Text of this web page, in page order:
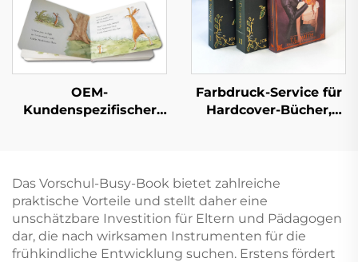
OEM-
Kundenspezifischer
Geschichtenbücher
Englische interaktive
Kinder-
Pappbilderbücher-
Druck
Farbdruck-Service für
Hardcover-Bücher,
Das Vorschul-Busy-Book bietet zahlreiche
praktische Vorteile und stellt daher eine
unschätzbare Investition für Eltern und Pädagogen
dar, die nach wirksamen Instrumenten für die
frühkindliche Entwicklung suchen. Erstens fördert